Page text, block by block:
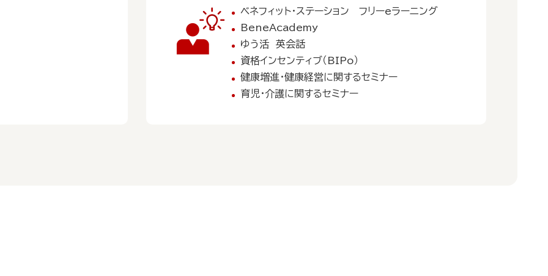
ベネフィット・ステーション フリーeラーニング
BeneAcademy
ゆう活 英会話
資格インセンティブ（BIPo）
健康増進・健康経営に関するセミナー
育児・介護に関するセミナー